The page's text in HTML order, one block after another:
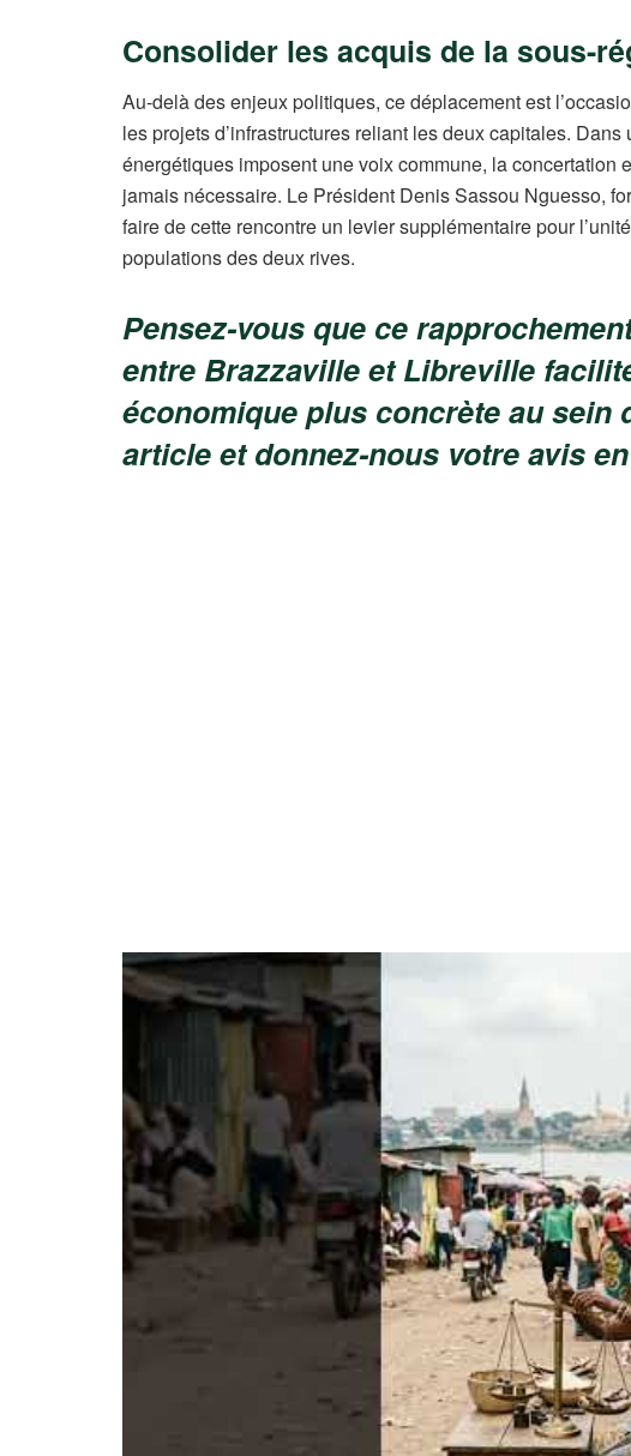
Consolider les acquis de la sous-
Au-delà des enjeux politiques, ce déplacement est
les projets d’infrastructures reliant les deux capitales.
énergétiques imposent une voix commune, la concertation
jamais nécessaire. Le Président Denis Sassou Nguesso,
faire de cette rencontre un levier supplémentaire pour
populations des deux rives.
Pensez-vous que ce
entre Brazzaville et Libreville
économique plus concrète au sein
article et donnez-nous votre avis